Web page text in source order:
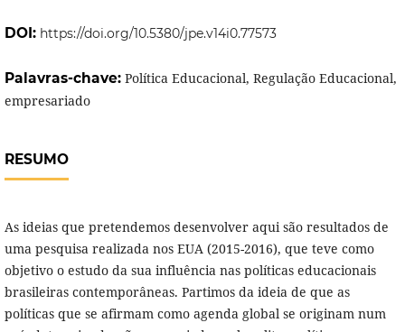
DOI: https://doi.org/10.5380/jpe.v14i0.77573
Palavras-chave: Política Educacional, Regulação Educacional,
empresariado
RESUMO
As ideias que pretendemos desenvolver aqui são resultados de
uma pesquisa realizada nos EUA (2015-2016), que teve como
objetivo o estudo da sua influência nas políticas educacionais
brasileiras contemporâneas. Partimos da ideia de que as
políticas que se afirmam como agenda global se originam num